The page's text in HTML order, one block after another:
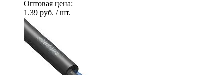
Оптовая цена:
1.39 руб. / шт.